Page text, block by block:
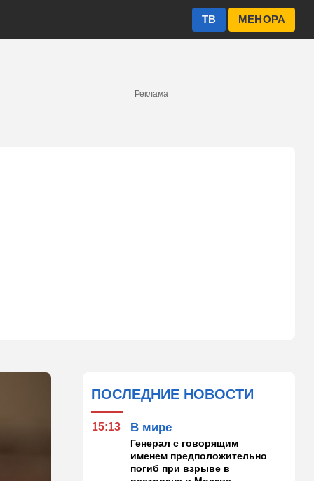
МЕНОРА
ТВ
Реклама
ПОСЛЕДНИЕ НОВОСТИ
15:13 В мире
Генерал с говорящим
именем предположительно
погиб при взрыве в